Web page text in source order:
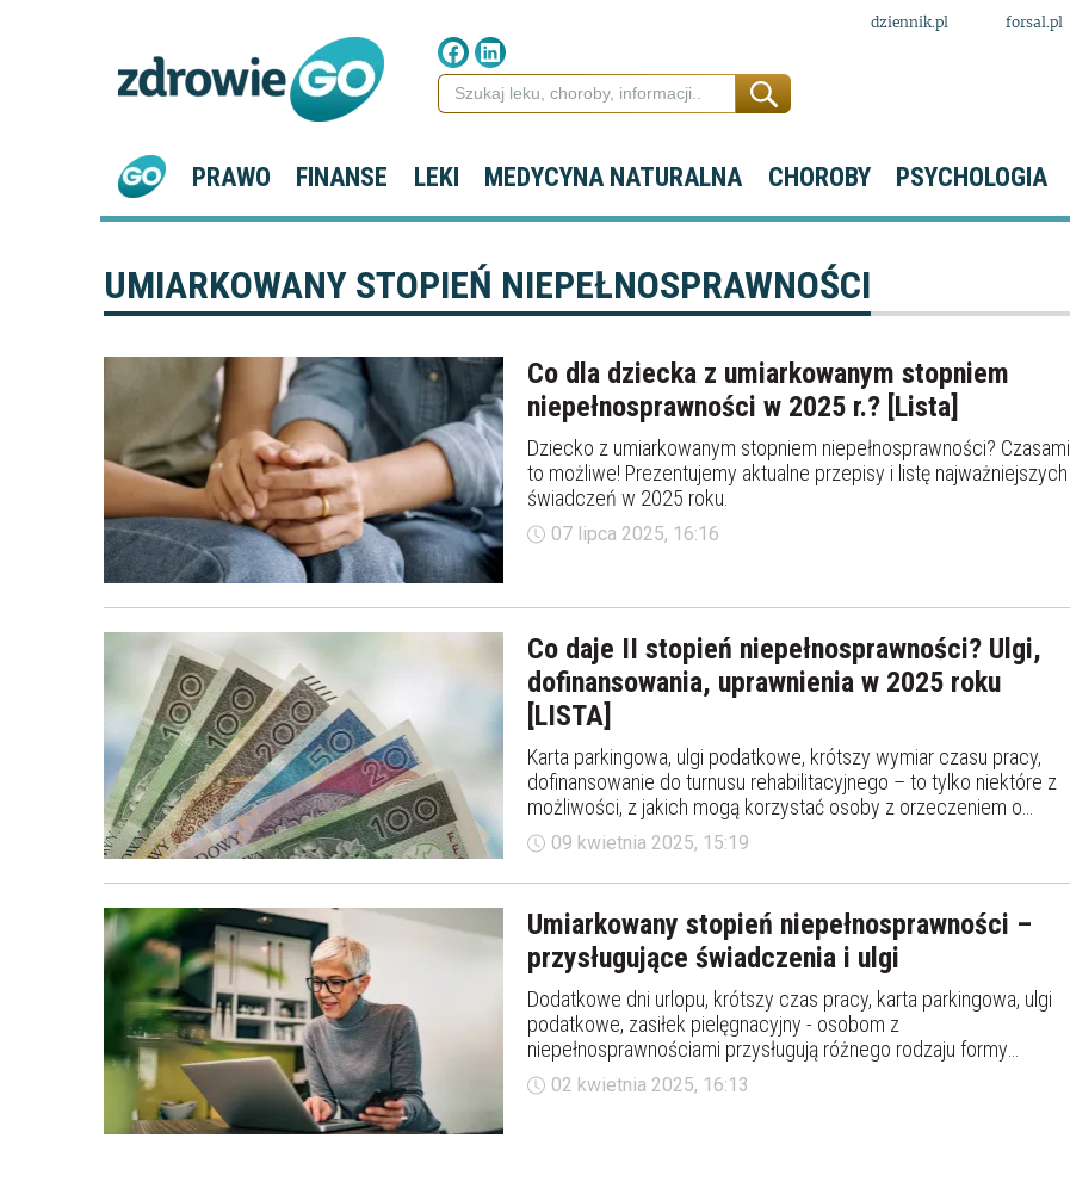
dziennik.pl forsal.pl
PRAWO FINANSE LEKI MEDYCYNA NATURALNA CHOROBY PSYCHOLOGIA
UMIARKOWANY STOPIEŃ NIEPEŁNOSPRAWNOŚCI
Co dla dziecka z umiarkowanym stopniem
niepełnosprawności w 2025 r.? [Lista]
Dziecko z umiarkowanym stopniem niepełnosprawności? Czasami
to możliwe! Prezentujemy aktualne przepisy i listę najważniejszych
świadczeń w 2025 roku.
07 lipca 2025, 16:16
Co daje II stopień niepełnosprawności? Ulgi,
dofinansowania, uprawnienia w 2025 roku
[LISTA]
Karta parkingowa, ulgi podatkowe, krótszy wymiar czasu pracy,
dofinansowanie do turnusu rehabilitacyjnego – to tylko niektóre z
możliwości, z jakich mogą korzystać osoby z orzeczeniem o
niepełnosprawności.
09 kwietnia 2025, 15:19
Umiarkowany stopień niepełnosprawności –
przysługujące świadczenia i ulgi
Dodatkowe dni urlopu, krótszy czas pracy, karta parkingowa, ulgi
podatkowe, zasiłek pielęgnacyjny - osobom z
niepełnosprawnościami przysługują różnego rodzaju formy
wsparcia. Na jakie dodatkowe świadczenia i ulgi mogą liczyć w
2025 roku osoby z umiarkowanym stopniem niepełnosprawności?
02 kwietnia 2025, 16:13